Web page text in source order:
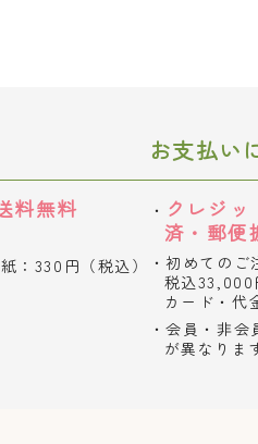
料無料
：330円（税込）
お支払い
クレジ
済・郵便
初めてのご
税込33,000
カード・代
会員・非会
が異なりま